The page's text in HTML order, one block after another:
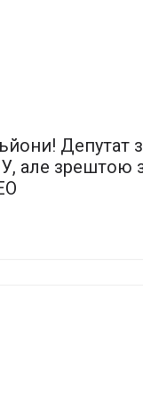
Депутат
але зpештою